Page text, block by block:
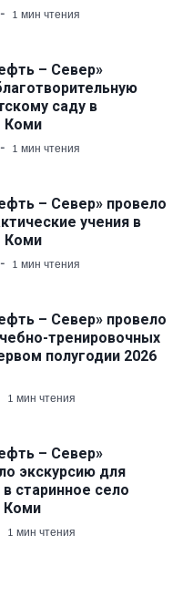
1 мин чтения
– Север»
саду в
Коми
1 мин чтения
– Север» провело
учения в
Коми
1 мин чтения
– Север» провело
тренировочных
полугодии 2026
1 мин чтения
– Север»
экскурсию для
старинное село
Коми
1 мин чтения